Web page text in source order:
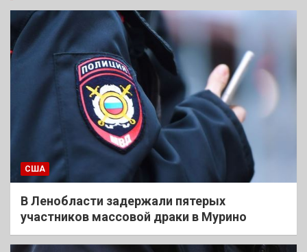
США
В Ленобласти задержали пятерых
участников массовой драки в Мурино